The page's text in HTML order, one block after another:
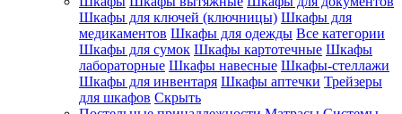
Шкафы для ключей (ключницы) Шкафы для
медикаментов Шкафы для одежды Все категории
Шкафы для сумок Шкафы картотечные Шкафы
лабораторные Шкафы навесные Шкафы-стеллажи
Шкафы для инвентаря Шкафы аптечки Трейзеры
для шкафов Скрыть